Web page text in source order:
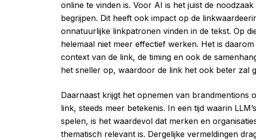
online te vinden is. Voor AI is het juist de
begrijpen. Dit heeft ook impact op de
onnatuurlijke linkpatronen vinden in de tekst. Op
helemaal niet meer effectief werken. Het is
context van de link, de timing en ook de
het sneller op, waardoor de link het ook beter zal
Daarnaast krijgt het opnemen van brandmentions
link, steeds meer betekenis. In een tijd waarin
spelen, is het waardevol dat merken en
thematisch relevant is. Dergelijke vermeldingen